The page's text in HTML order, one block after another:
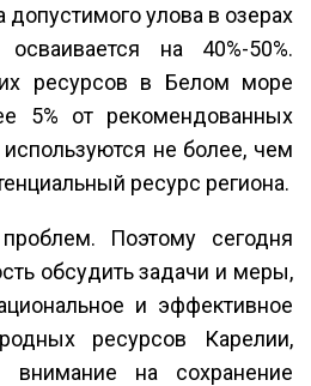
улова в озерах
на 40%-50%.
ресурсов в Белом море
5% от рекомендованных
не более, чем
ресурс региона.
Поэтому сегодня
обсудить задачи и меры,
и эффективное
ресурсов Карелии,
на сохранение